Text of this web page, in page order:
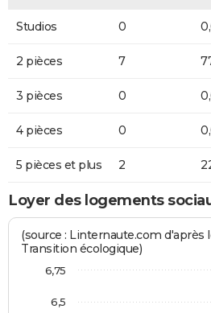
Studios 0
2 pièces 7
3 pièces 0
4 pièces 0
5 pièces et plus 2
Loyer des logements
(source : Linternaute.com d'après
Transition écologique)
6,5
6,75